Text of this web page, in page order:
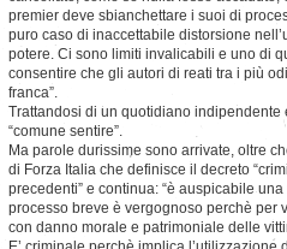
premier deve sbianchettare i suoi di
puro caso di inaccettabile distorsione
potere. Ci sono limiti invalicabili e uno di
consentire che gli autori di reati tra i più
franca”.
Trattandosi di un quotidiano indipendente
“comune sentire”.
Ma parole durissime sono arrivate, oltre
di Forza Italia che definisce il decreto
precedenti” e continua: “è auspicabile
processo breve è vergognoso perchè per
con danno morale e patrimoniale delle